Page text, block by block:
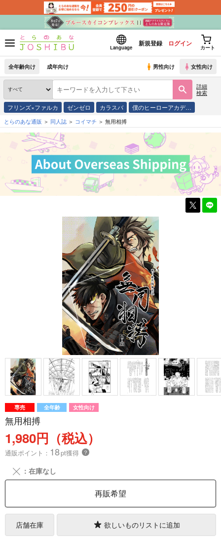
Language
新規登録 ログイン
カート
全年齢向け 成年向け 男性向け 女性向け
詳細
検索
フリンズ×ファルカ ゼンゼロ カラスバ 僕のヒーローアカデ…
とらのあな通販 同人誌 コイマチ 無用相搏
専売 全年齢 女性向け
無用相搏
1,980円（税込）
通販ポイント： 18pt獲得 ？
╳ ：在庫なし
再販希望
店舗在庫 欲しいものリストに追加